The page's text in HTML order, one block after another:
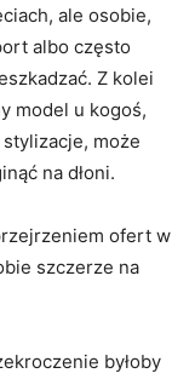
ale osobie,
albo często
Z kolei
model u kogoś,
może
na dłoni.
ofert w
szczerze na
byłoby